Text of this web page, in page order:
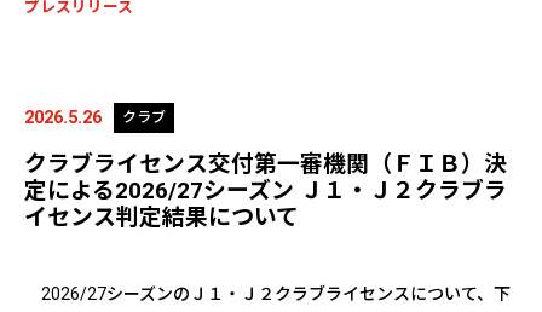
プレスリリース
2026.5.26 クラブ
クラブライセンス交付第一審機関（ＦＩＢ）決
定による2026/27シーズン Ｊ１・Ｊ２クラブラ
イセンス判定結果について
2026/27シーズンのＪ１・Ｊ２クラブライセンスについて、下